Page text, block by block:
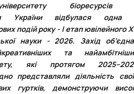
біоресурсів
України відбулася одна
подій року - І етап ювілейного
науки - 2026. Захід
та
які протягом
представляли діяльність
гуртків, демонструючи